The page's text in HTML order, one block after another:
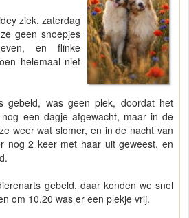
ziek, zaterdag
geen snoepjes
en flinke
helemaal niet
gebeld, was geen plek, doordat het
een dagje afgewacht, maar in de
weer wat slomer, en in de nacht van
nog 2 keer met haar uit geweest, en
gebeld, daar konden we snel
om 10.20 was er een plekje vrij.